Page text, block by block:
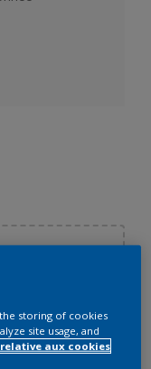
storing of cookies
site usage, and
aux cookies